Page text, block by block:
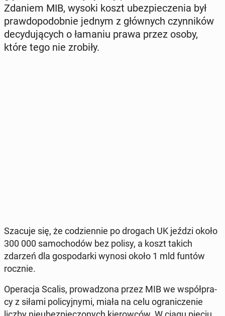
Zdaniem MIB, wysoki koszt ubez­pie­cze­nia był
praw­do­po­dob­nie jednym z głów­nych czyn­ni­ków
de­cy­du­ją­cych o łamaniu prawa przez osoby,
które tego nie zrobiły.
Szacuje się, że co­dzien­nie po drogach UK jeździ około
300 000 sa­mo­cho­dów bez polisy, a koszt takich
zdarzeń dla go­spo­dar­ki wynosi około 1 mld funtów
rocznie.
Ope­ra­cja Scalis, pro­wa­dzo­na przez MIB we współ­pra­
cy z siłami po­li­cyj­ny­mi, miała na celu ogra­ni­cze­nie